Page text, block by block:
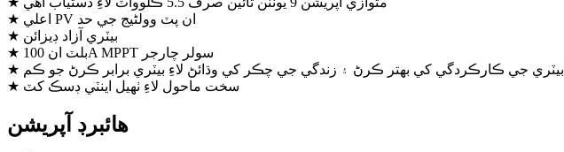
★ اعلي PV ان پٽ وولٹیج جي حد
★ بيٽري آزاد ڊيزائن
★ بلٽ ان 100A MPPT سولر چارجر
★ بيٽري جي ڪارڪردگي کي بهتر ڪرڻ ۽ زندگي جي چڪر کي وڌائڻ لاءِ بيٽري برابر ڪرڻ جو ڪم
★ سخت ماحول لاءِ ٺهيل اينٽي ڊسڪ کٽ
هائبرڊ آپريشن